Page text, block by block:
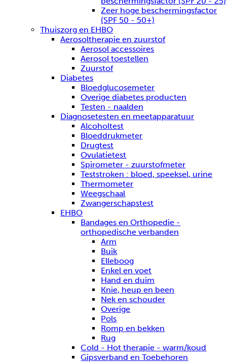
Zeer hoge beschermingsfactor
(SPF 50 - 50+)
Thuiszorg en EHBO
Aerosoltherapie en zuurstof
Aerosol accessoires
Aerosol toestellen
Zuurstof
Diabetes
Bloedglucosemeter
Overige diabetes producten
Testen - naalden
Diagnosetesten en meetapparatuur
Alcoholtest
Bloeddrukmeter
Drugtest
Ovulatietest
Spirometer - zuurstofmeter
Teststroken : bloed, speeksel, urine
Thermometer
Weegschaal
Zwangerschapstest
EHBO
Bandages en Orthopedie -
orthopedische verbanden
Arm
Buik
Elleboog
Enkel en voet
Hand en duim
Knie, heup en been
Nek en schouder
Overige
Pols
Romp en bekken
Rug
Cold - Hot therapie - warm/koud
Gipsverband en Toebehoren